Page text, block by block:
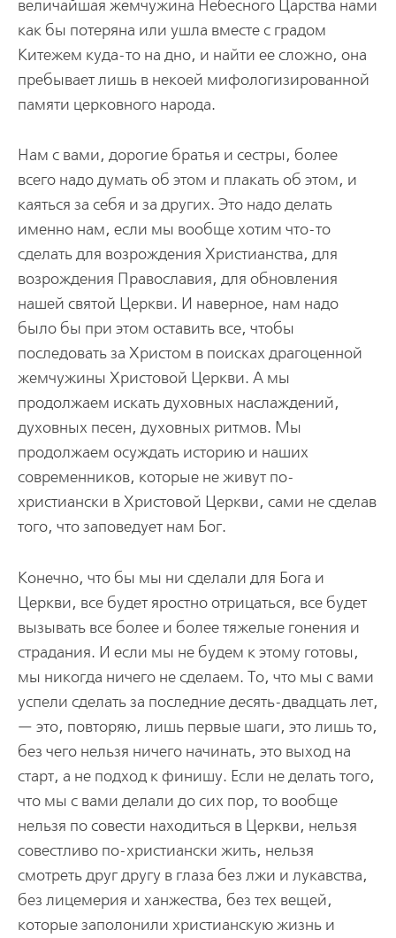
величайшая жемчужина Небесного Царства нами
как бы потеряна или ушла вместе с градом
Китежем куда-то на дно, и найти ее сложно, она
пребывает лишь в некоей мифологизированной
памяти церковного народа.
Нам с вами, дорогие братья и сестры, более
всего надо думать об этом и плакать об этом, и
каяться за себя и за других. Это надо делать
именно нам, если мы вообще хотим что-то
сделать для возрождения Христианства, для
возрождения Православия, для обновления
нашей святой Церкви. И наверное, нам надо
было бы при этом оставить все, чтобы
последовать за Христом в поисках драгоценной
жемчужины Христовой Церкви. А мы
продолжаем искать духовных наслаждений,
духовных песен, духовных ритмов. Мы
продолжаем осуждать историю и наших
современников, которые не живут по-
христиански в Христовой Церкви, сами не сделав
того, что заповедует нам Бог.
Конечно, что бы мы ни сделали для Бога и
Церкви, все будет яростно отрицаться, все будет
вызывать все более и более тяжелые гонения и
страдания. И если мы не будем к этому готовы,
мы никогда ничего не сделаем. То, что мы с вами
успели сделать за последние десять-двадцать лет,
— это, повторяю, лишь первые шаги, это лишь то,
без чего нельзя ничего начинать, это выход на
старт, а не подход к финишу. Если не делать того,
что мы с вами делали до сих пор, то вообще
нельзя по совести находиться в Церкви, нельзя
совестливо по-христиански жить, нельзя
смотреть друг другу в глаза без лжи и лукавства,
без лицемерия и ханжества, без тех вещей,
которые заполонили христианскую жизнь и